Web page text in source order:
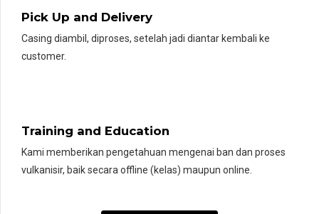
Pick Up and Delivery
Casing diambil, diproses, setelah jadi diantar kembali ke
customer.
Training and Education
Kami memberikan pengetahuan mengenai ban dan proses
vulkanisir, baik secara offline (kelas) maupun online.